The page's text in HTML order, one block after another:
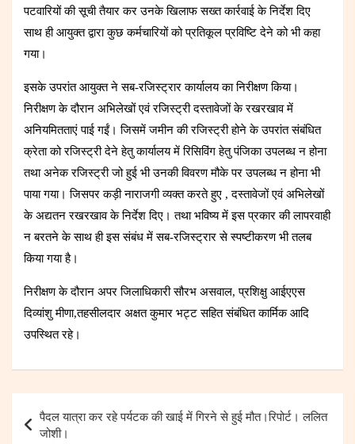
पटवारियों की सूची तैयार कर उनके खिलाफ सख्त कार्रवाई के निर्देश दिए
साथ ही आयुक्त द्वारा कुछ कर्मचारियों को प्रतिकूल प्रविष्टि देने को भी कहा
गया।
इसके उपरांत आयुक्त ने सब-रजिस्ट्रार कार्यालय का निरीक्षण किया।
निरीक्षण के दौरान अभिलेखों एवं रजिस्ट्री दस्तावेजों के रखरखाव में
अनियमितताएं पाई गईं। जिसमें जमीन की रजिस्ट्री होने के उपरांत संबंधित
क्रेता को रजिस्ट्री देने हेतु कार्यालय में रिसिविंग हेतु पंजिका उपलब्ध न होना
तथा अनेक रजिस्ट्री जो हुई भी उनकी विवरण मौके पर उपलब्ध न होना भी
पाया गया। जिसपर कड़ी नाराजगी व्यक्त करते हुए , दस्तावेजों एवं अभिलेखों
के अद्यतन रखरखाव के निर्देश दिए। तथा भविष्य में इस प्रकार की लापरवाही
न बरतने के साथ ही इस संबंध में सब-रजिस्ट्रार से स्पष्टीकरण भी तलब
किया गया है।
निरीक्षण के दौरान अपर जिलाधिकारी सौरभ असवाल, प्रशिक्षु आईएएस
दिव्यांशु मीणा,तहसीलदार अक्षत कुमार भट्ट सहित संबंधित कार्मिक आदि
उपस्थित रहे।
navigation
पैदल यात्रा कर रहे पर्यटक की खाई में गिरने से हुई मौत।रिपोर्ट। ललित
जोशी।